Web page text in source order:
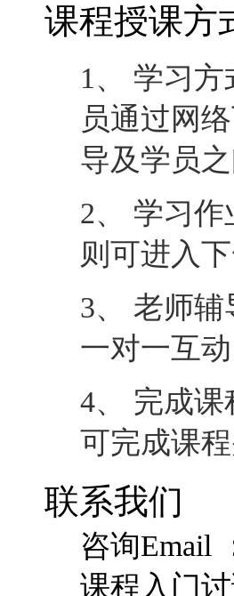
课程授课方
1、 学习
员通过网
导及学员
2、 学习
则可进入
3、 老师
一对一互动
4、 完成
可完成课
联系我们
咨询Email
课程入门